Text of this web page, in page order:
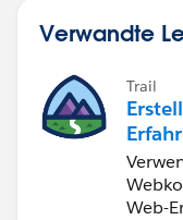
Verwandte
Trail
Web-